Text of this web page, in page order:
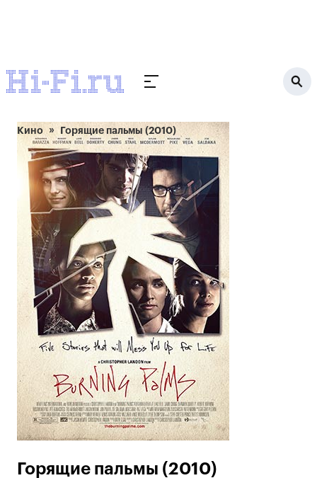
Кино Горящие пальмы (2010)
Горящие пальмы (2010)